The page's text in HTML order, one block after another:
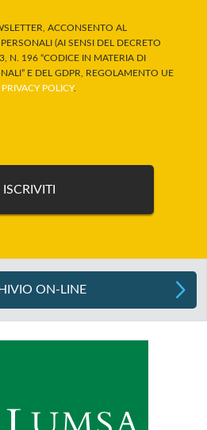
ACCONSENTO AL
(AI SENSI DEL DECRETO
N. 196 “CODICE IN MATERIA DI
E DEL GDPR, REGOLAMENTO UE
PRIVACY POLICY.
ON-LINE